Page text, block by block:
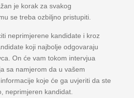
je korak za svakog
se treba ozbiljno pristupiti.
neprimjerene kandidate i kroz
koji najbolje odgovaraju
On će vam tokom intervjua
sa namjerom da u vašem
koje će ga uvjeriti da ste
neprimjeren kandidat.